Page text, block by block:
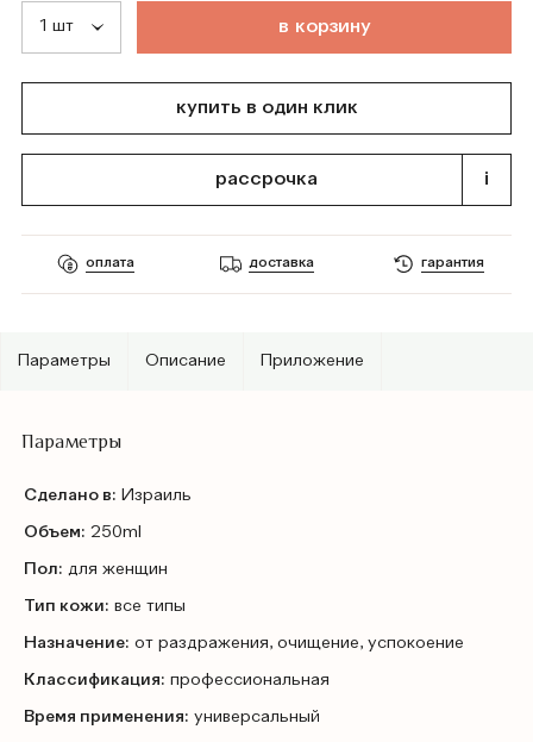
в корзину
купить в один клик
рассрочка i
оплата доставка гарантия
Параметры Описание Приложение
Параметры
Сделано в: Израиль
Объем: 250ml
Пол: для женщин
Тип кожи: все типы
Назначение: от раздражения, очищение, успокоение
Классификация: профессиональная
Время применения: универсальный